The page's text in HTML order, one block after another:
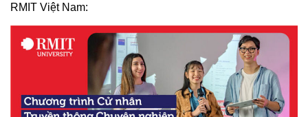
RMIT Việt Nam: